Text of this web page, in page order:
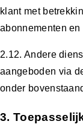
klant met
abonnementen
2.12. Andere
aangeboden via
onder
3.